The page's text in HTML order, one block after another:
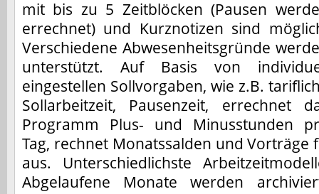
mit bis zu 5 Zeitblöcken (Pausen
errechnet) und Kurznotizen sind
Verschiedene Abwesenheitsgründe
unterstützt. Auf Basis von
eingestellen Sollvorgaben, wie z.B.
Sollarbeitzeit, Pausenzeit, errechnet
Programm Plus- und Minusstunden
Tag, rechnet Monatssalden und
aus. Unterschiedlichste
Abgelaufene Monate werden